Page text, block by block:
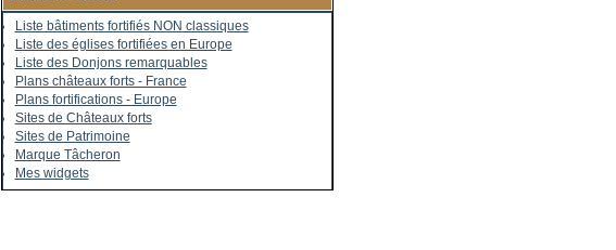
Liste bâtiments fortifiés NON classiques
Liste des églises fortifiées en Europe
Liste des Donjons remarquables
Plans châteaux forts - France
Plans fortifications - Europe
Sites de Châteaux forts
Sites de Patrimoine
Marque Tâcheron
Mes widgets